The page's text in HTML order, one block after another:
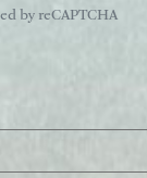
by reCAPTCHA